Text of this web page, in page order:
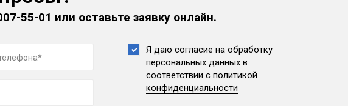
55-01 или оставьте заявку онлайн.
Я даю согласие на обработку
персональных данных в
соответствии с политикой
конфиденциальности